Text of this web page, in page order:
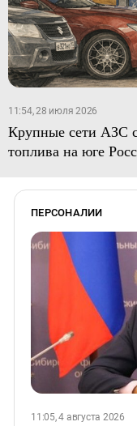
11:54, 28 июля 2026
Крупные сети АЗС
топлива на юге
ПЕРСОНАЛИИ
11:05, 4 августа 2026